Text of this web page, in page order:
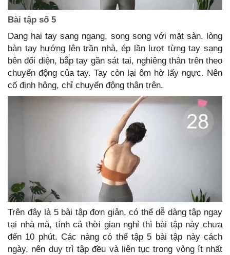
Bài tập số 5
Dang hai tay sang ngang, song song với mặt sàn, lòng
bàn tay hướng lên trần nhà, ép lần lượt từng tay sang
bên đối diện, bắp tay gần sát tai, nghiêng thân trên theo
chuyển động của tay. Tay còn lại ôm hờ lấy ngực. Nên
cố định hông, chỉ chuyển động thân trên.
Trên đây là 5 bài tập đơn giản, có thể dễ dàng tập ngay
tại nhà mà, tính cả thời gian nghỉ thì bài tập này chưa
đến 10 phút. Các nàng có thể tập 5 bài tập này cách
ngày, nên duy trì tập đều và liên tục trong vòng ít nhất